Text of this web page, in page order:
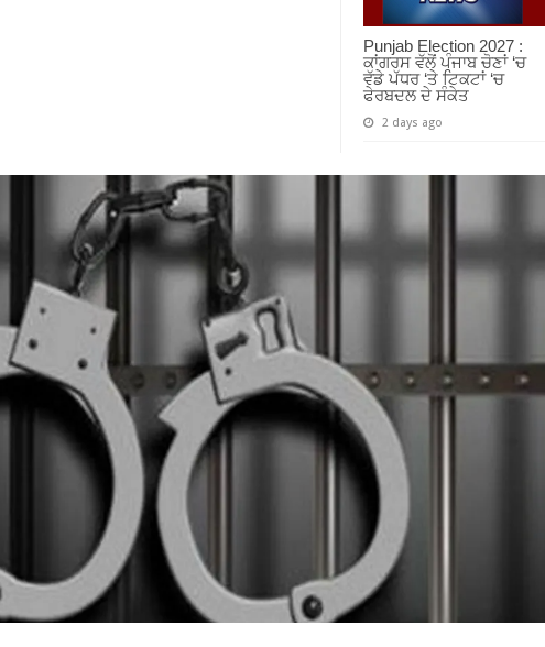
Punjab Election 2027 :
ਕਾਂਗਰਸ ਵੱਲੋਂ ਪੰਜਾਬ ਚੋਣਾਂ ‘ਚ
ਵੱਡੇ ਪੱਧਰ ‘ਤੇ ਟਿਕਟਾਂ ‘ਚ
ਫੇਰਬਦਲ ਦੇ ਸੰਕੇਤ
2 days ago